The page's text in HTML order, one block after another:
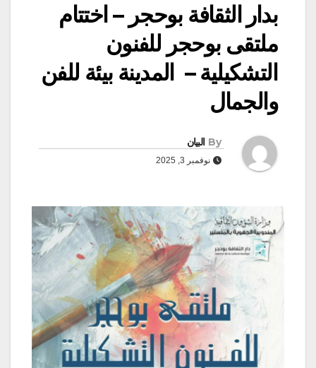
بدار الثقافة بوحجر – اختتام
ملتقى بوحجر للفنون
التشكيلية – المدينة بيئة للفن
والجمال
By البيان
نوفمبر 3, 2025